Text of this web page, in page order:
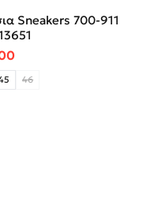
Sneakers 700-911
price was: €79.95.
Η τρέχουσα τιμή
46